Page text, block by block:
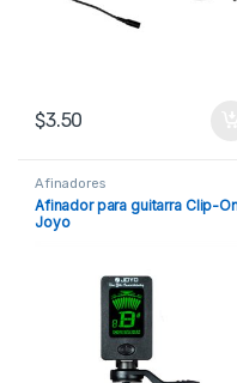
$3.50
Afinadores
Afinador para guitarra Clip-
Joyo